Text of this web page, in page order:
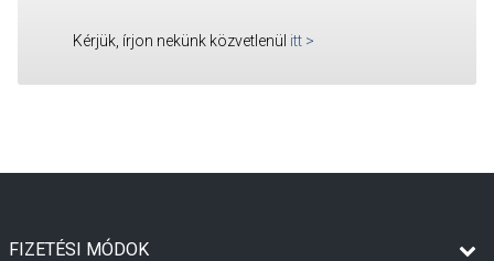
Kérjük, írjon nekünk közvetlenül itt >
FIZETÉSI MÓDOK